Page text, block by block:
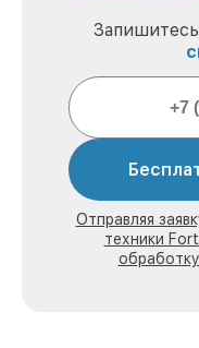
Отправляя
техники